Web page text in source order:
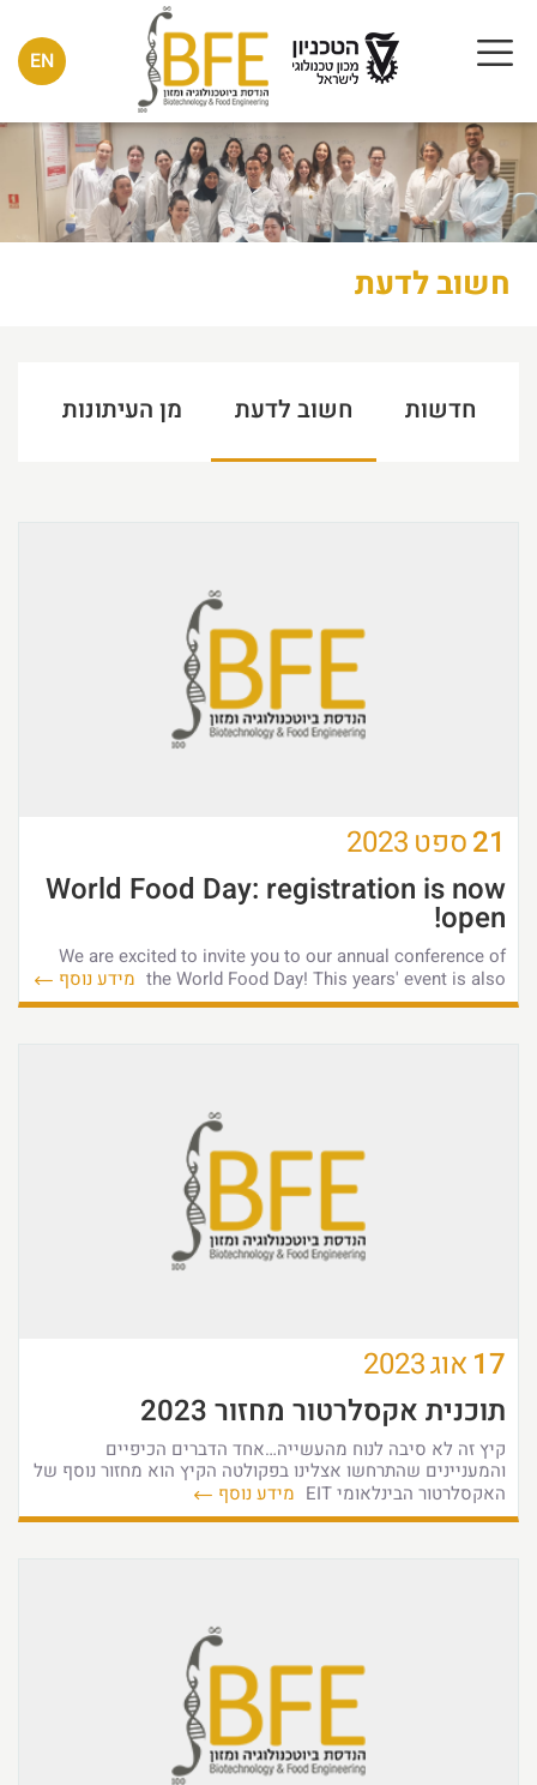
EN
חשוב לדעת
חדשות חשוב לדעת מן העיתונות
21ספט 2023
World Food Day: registration is now
open!
We are excited to invite you to our annual conference of
the World Food Day! This years' event is also מידע נוסף
17 אוג2023
תוכנית אקסלרטור מחזור 2023
קיץ זה לא סיבה לנוח מהעשייה…אחד הדברים הכיפיים
והמעניינים שהתרחשו אצלינו בפקולטה הקיץ הוא מחזור נוסף של
האקסלרטור הבינלאומי EIT
מידע נוסף